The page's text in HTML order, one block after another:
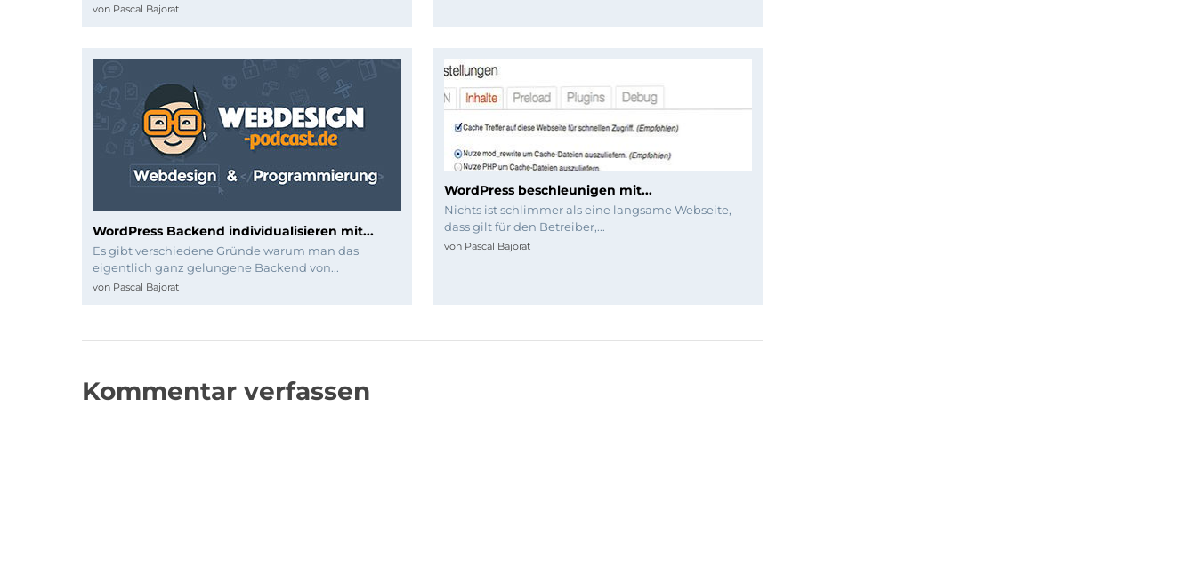
von Pascal Bajorat
WordPress Backend individualisieren mit...
Es gibt verschiedene Gründe warum man das
eigentlich ganz gelungene Backend von...
von Pascal Bajorat
WordPress beschleunigen mit...
Nichts ist schlimmer als eine langsame Webseite,
dass gilt für den Betreiber,...
von Pascal Bajorat
Kommentar verfassen